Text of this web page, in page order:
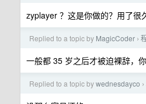
zyplayer ？这是你做的？用了很
Replied to a topic by MagicCoder ›
一般都 35 岁之后才被迫裸辞，
Replied to a topic bywednesdayco ›